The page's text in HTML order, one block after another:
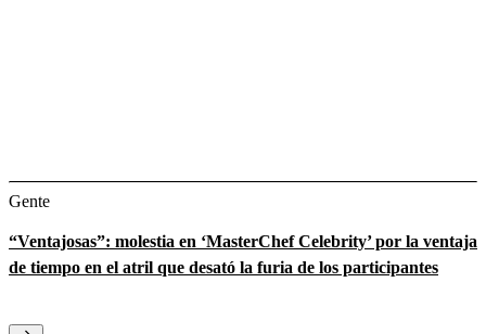
Gente
“Ventajosas”: molestia en ‘MasterChef Celebrity’ por la ventaja
de tiempo en el atril que desató la furia de los participantes